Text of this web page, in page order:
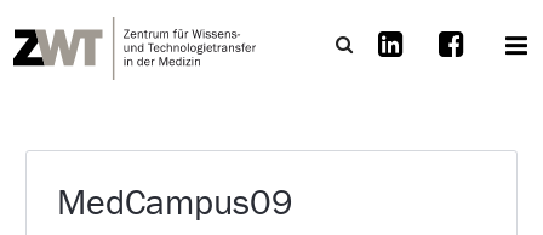
MedCampus09